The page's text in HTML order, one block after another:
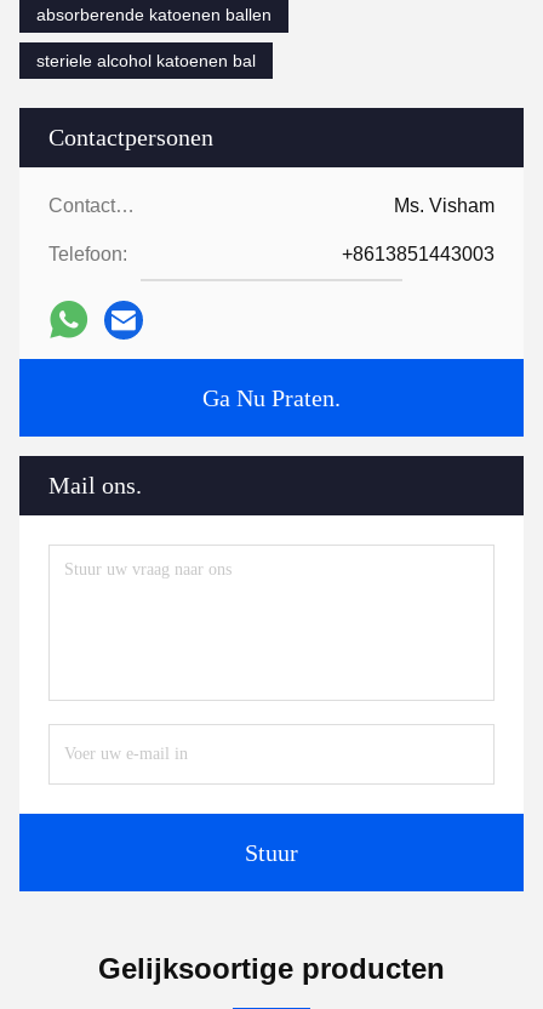
Contactpersonen
Contactpersonen: Ms. Visham
Telefoon: +8613851443003
Ga Nu Praten.
Mail ons.
Stuur
absorberende katoenen ballen
steriele alcohol katoenen bal
Gelijksoortige producten